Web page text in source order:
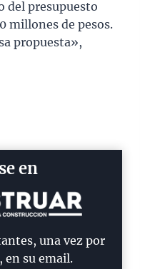
del presupuesto
millones de pesos.
propuesta»,
en
una vez por
en su email.